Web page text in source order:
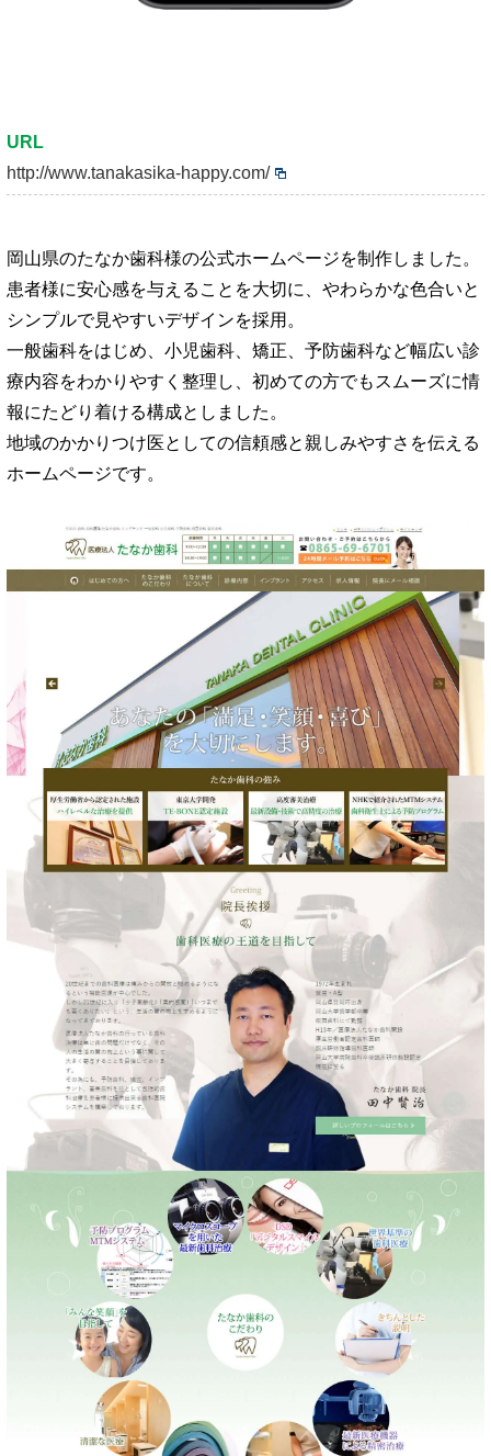
URL
http://www.tanakasika-happy.com/
岡山県のたなか歯科様の公式ホームページを制作しました。
患者様に安心感を与えることを大切に、やわらかな色合いと
シンプルで見やすいデザインを採用。
一般歯科をはじめ、小児歯科、矯正、予防歯科など幅広い診
療内容をわかりやすく整理し、初めての方でもスムーズに情
報にたどり着ける構成としました。
地域のかかりつけ医としての信頼感と親しみやすさを伝える
ホームページです。